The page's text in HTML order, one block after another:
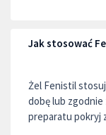
Jak stosować
Żel Fenistil stosuj
dobę lub
preparatu pokryj